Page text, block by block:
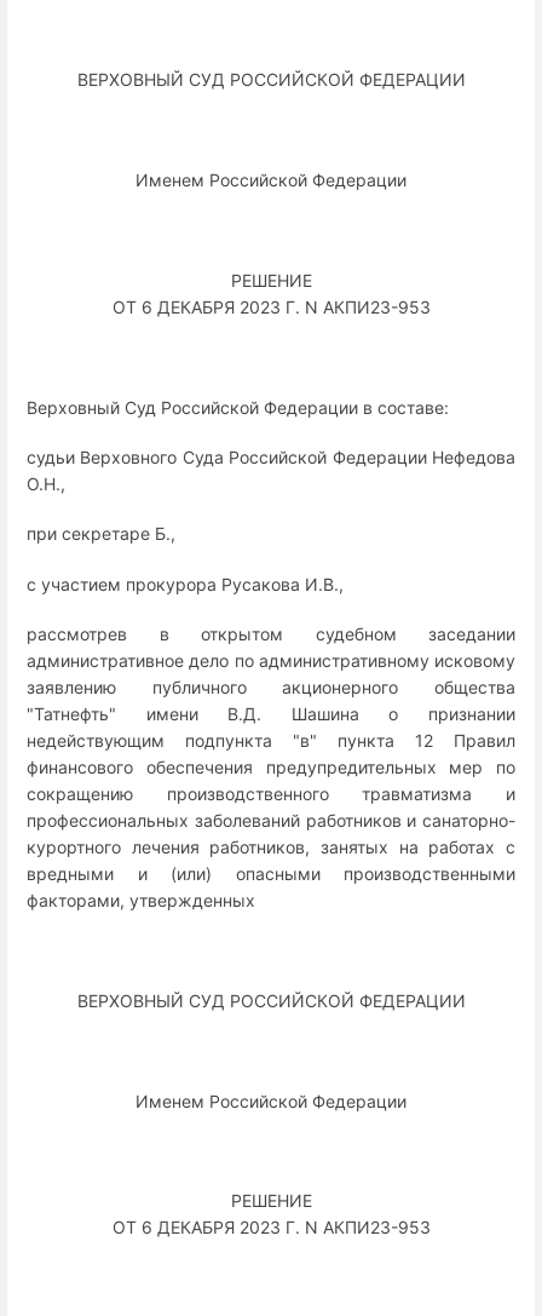
ВЕРХОВНЫЙ СУД РОССИЙСКОЙ ФЕДЕРАЦИИ
Именем Российской Федерации
РЕШЕНИЕ
ОТ 6 ДЕКАБРЯ 2023 Г. N АКПИ23-953
Верховный Суд Российской Федерации в составе:
судьи Верховного Суда Российской Федерации Нефедова
О.Н.,
при секретаре Б.,
с участием прокурора Русакова И.В.,
рассмотрев в открытом судебном заседании
административное дело по административному исковому
заявлению публичного акционерного общества
"Татнефть" имени В.Д. Шашина о признании
недействующим подпункта "в" пункта 12 Правил
финансового обеспечения предупредительных мер по
сокращению производственного травматизма и
профессиональных заболеваний работников и санаторно-
курортного лечения работников, занятых на работах с
вредными и (или) опасными производственными
факторами, утвержденных
ВЕРХОВНЫЙ СУД РОССИЙСКОЙ ФЕДЕРАЦИИ
Именем Российской Федерации
РЕШЕНИЕ
ОТ 6 ДЕКАБРЯ 2023 Г. N АКПИ23-953